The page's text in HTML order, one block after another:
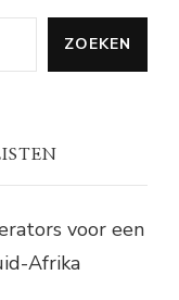
ZOEKEN
voor een
Afrika